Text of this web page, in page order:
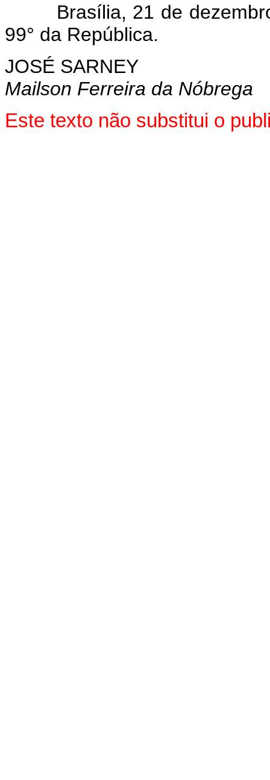
Brasília, 21 de
99° da República.
JOSÉ SARNEY
Mailson Ferreira da Nóbrega
Este texto não substitui o